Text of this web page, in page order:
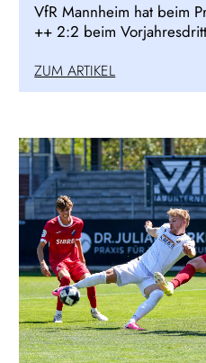
VfR Mannheim hat beim
++ 2:2 beim
ZUM ARTIKEL